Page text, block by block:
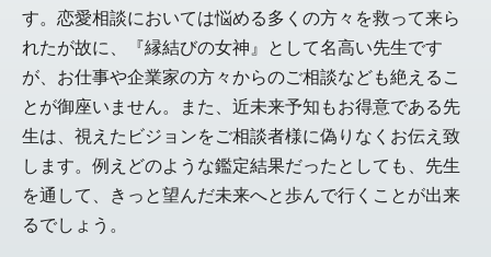
す。恋愛相談においては悩める多くの方々を救って来ら
れたが故に、『縁結びの女神』として名高い先生です
が、お仕事や企業家の方々からのご相談なども絶えるこ
とが御座いません。また、近未来予知もお得意である先
生は、視えたビジョンをご相談者様に偽りなくお伝え致
します。例えどのような鑑定結果だったとしても、先生
を通して、きっと望んだ未来へと歩んで行くことが出来
るでしょう。